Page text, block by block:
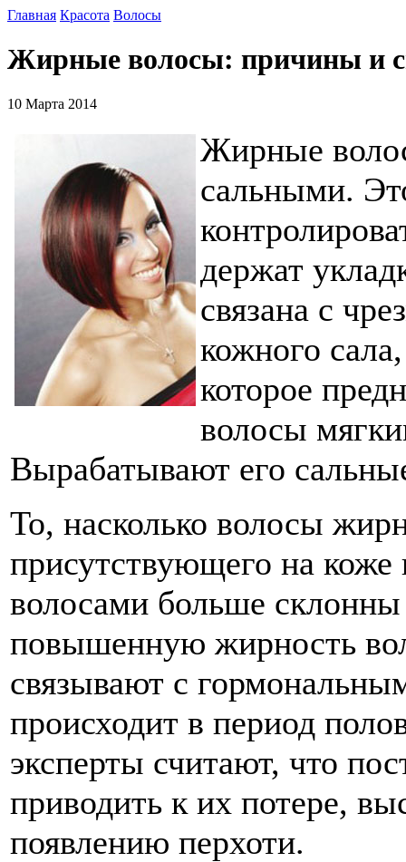
Главная Красота Волосы
Жирные волосы: причины и
10 Марта 2014
Жирные
сальными.
держат
связана с
кожного
которое
волосы
Вырабатывают его
То, насколько волосы
присутствующего на
волосами больше
повышенную жирность
связывают с
происходит в период
эксперты считают, что
приводить к их потере,
появлению перхоти.